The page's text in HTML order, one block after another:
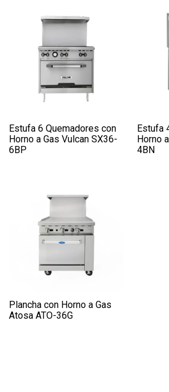
Estufa 6 Quemadores con
Horno a Gas Vulcan SX36-
6BP
Estufa
Horno
4BN
Plancha con Horno a Gas
Atosa ATO-36G